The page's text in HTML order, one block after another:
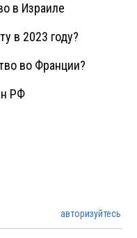
в Израиле
в 2023 году?
во Франции?
РФ
авторизуйтесь